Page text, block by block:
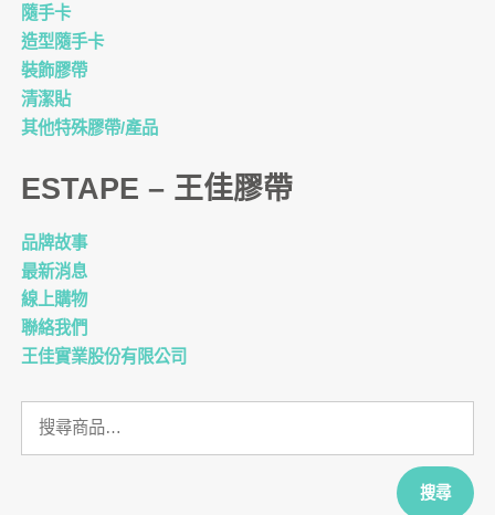
隨手卡
造型隨手卡
裝飾膠帶
清潔貼
其他特殊膠帶/產品
ESTAPE – 王佳膠帶
品牌故事
最新消息
線上購物
聯絡我們
王佳實業股份有限公司
搜尋